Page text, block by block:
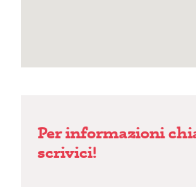
Per informazioni
scrivici!